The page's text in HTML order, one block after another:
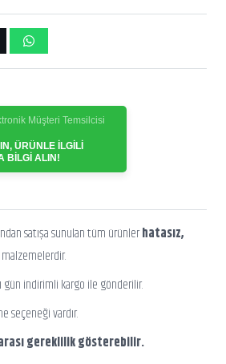
Müşteri Temsilcisi
ÜRÜNLE İLGİLİ
BİLGİ ALIN!
satışa sunulan tüm ürünlerhatasız,
malzemelerdir.
gün indirimli kargo ile gönderilir.
seçeneği vardır.
gereklilik gösterebilir.